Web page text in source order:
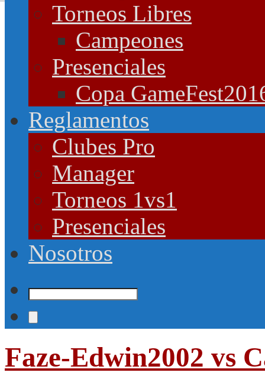
Torneos Libres
Campeones
Presenciales
Copa
Reglamentos
Clubes Pro
Manager
Torneos 1vs1
Presenciales
Nosotros
Faze-Edwin2002 vs